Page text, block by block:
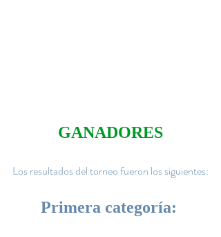
GANADORES
Los resultados del torneo fueron los siguientes:
Primera categoría: